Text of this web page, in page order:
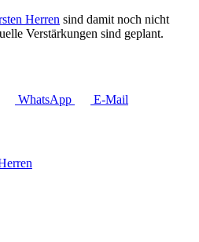
Herren sind damit noch nicht
Verstärkungen sind geplant.
WhatsApp E-Mail